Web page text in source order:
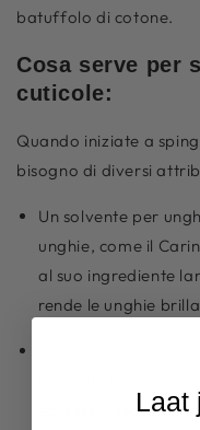
batuffolo di cotone.
Cosa serve per
cuticole:
Quando iniziate a
bisogno di diversi
Un solvente per
unghie, come il
al suo ingrediente
rende le unghie
Con un gel peeling
eccesso, lasciando
Laat